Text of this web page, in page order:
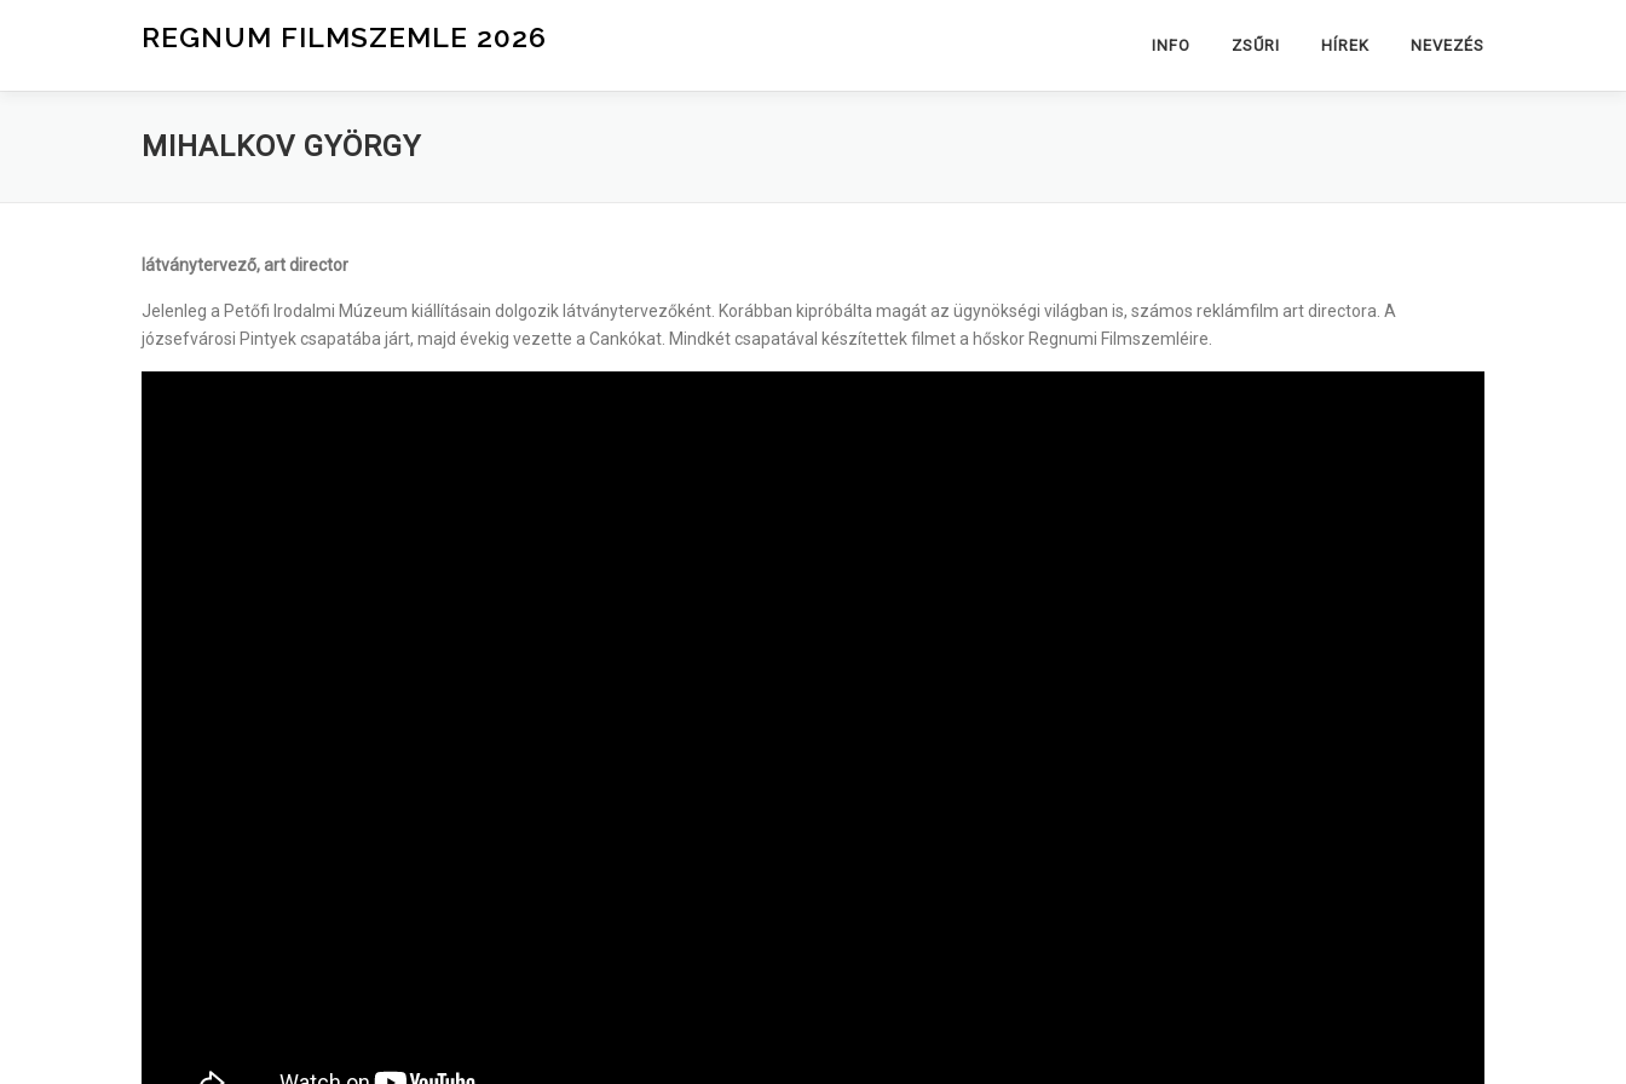
REGNUM FILMSZEMLE 2026 INFO ZSŰRI HÍREK NEVEZÉS
MIHALKOV GYÖRGY
látványtervező, art director
Jelenleg a Petőfi Irodalmi Múzeum kiállításain dolgozik látványtervezőként. Korábban kipróbálta magát az ügynökségi világban is, számos reklámfilm art directora. A
józsefvárosi Pintyek csapatába járt, majd évekig vezette a Cankókat. Mindkét csapatával készítettek filmet a hőskor Regnumi Filmszemléire.